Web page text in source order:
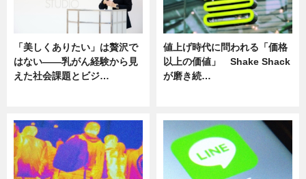
「美しくありたい」は贅沢で
はない――乳がん経験から見
えた社会課題とビジ…
値上げ時代に問われる「価格
以上の価値」 Shake Shack
が磨き続…